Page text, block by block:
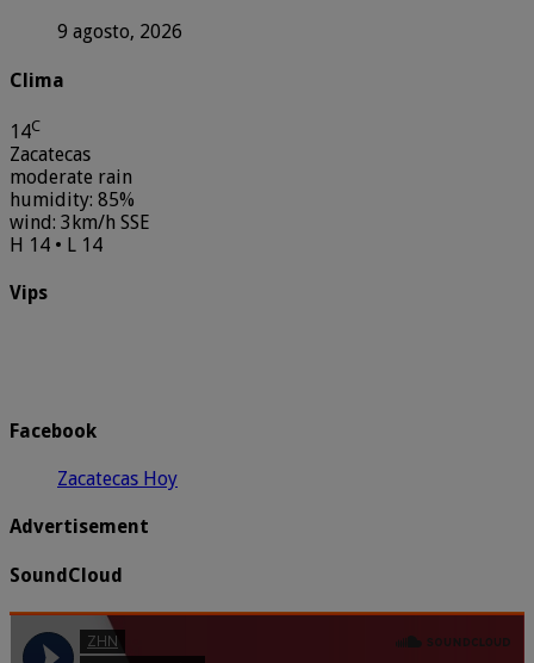
9 agosto, 2026
Clima
14C
Zacatecas
moderate rain
humidity: 85%
wind: 3km/h SSE
H 14 • L 14
Vips
Facebook
Zacatecas Hoy
Advertisement
SoundCloud